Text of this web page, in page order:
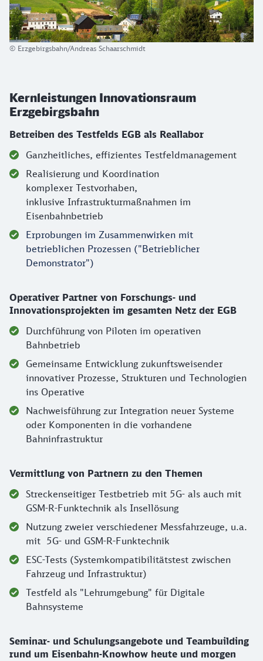
© Erzgebirgsbahn/Andreas Schaarschmidt
Kernleistungen Innovationsraum
Erzgebirgsbahn
Betreiben des Testfelds EGB als Reallabor
Ganzheitliches, effizientes Testfeldmanagement
Realisierung und Koordination
komplexer Testvorhaben,
inklusive Infrastrukturmaßnahmen im
Eisenbahnbetrieb
Erprobungen im Zusammenwirken mit
betrieblichen Prozessen ("Betrieblicher
Demonstrator")
Operativer Partner von Forschungs- und
Innovationsprojekten im gesamten Netz der EGB
Durchführung von Piloten im operativen
Bahnbetrieb
Gemeinsame Entwicklung zukunftsweisender
innovativer Prozesse, Strukturen und Technologien
ins Operative
Nachweisführung zur Integration neuer Systeme
oder Komponenten in die vorhandene
Bahninfrastruktur
Vermittlung von Partnern zu den Themen
Streckenseitiger Testbetrieb mit 5G- als auch mit
GSM-R-Funktechnik als Insellösung
Nutzung zweier verschiedener Messfahrzeuge, u.a.
mit 5G- und GSM-R-Funktechnik
ESC-Tests (Systemkompatibilitätstest zwischen
Fahrzeug und Infrastruktur)
Testfeld als "Lehrumgebung" für Digitale
Bahnsysteme
Seminar- und Schulungsangebote und Teambuilding
rund um Eisenbahn-Knowhow heute und morgen